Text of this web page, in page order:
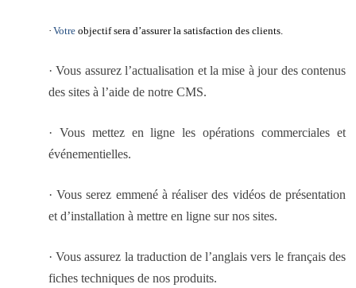
· Votreobjectif sera d’assurer la satisfaction des clients.
· Vous assurez l’actualisation et la mise à jour des contenus
des sites à l’aide de notre CMS.
· Vous mettez en ligne les opérations commerciales et
événementielles.
· Vous serez emmené à réaliser des vidéos de présentation
et d’installation à mettre en ligne sur nos sites.
· Vous assurez la traduction de l’anglais vers le français des
fiches techniques de nos produits.